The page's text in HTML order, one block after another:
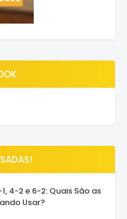
4-2 e 6-2: Quais São as
Usar?